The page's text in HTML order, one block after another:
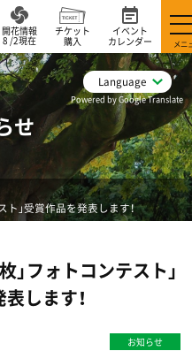
Language
Powered by Google Translate
開花情報
8 /2現在
チケット
購入
イベント
カレンダー
メニ
せ
ト」受賞作品を発表します！
」フォトコンテスト」
します！
お知らせ